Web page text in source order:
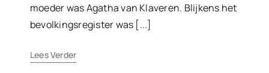
moeder was Agatha van Klaveren. Blijkens het
bevolkingsregister was [...]
Lees Verder